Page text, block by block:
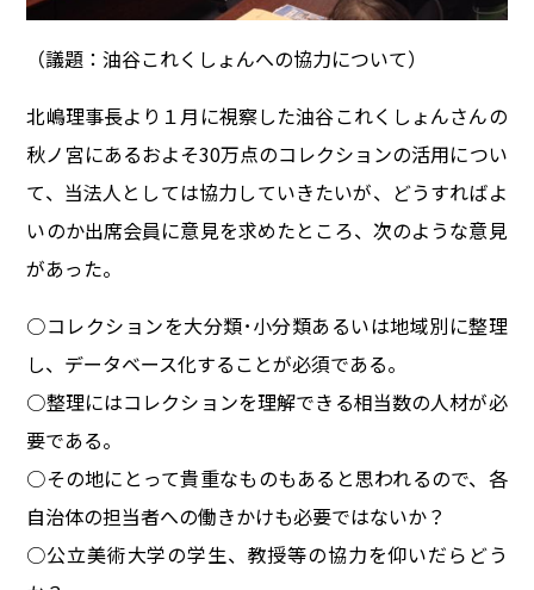
（議題：油谷これくしょんへの協力について）
北嶋理事長より１月に視察した油谷これくしょんさんの
秋ノ宮にあるおよそ30万点のコレクションの活用につい
て、当法人としては協力していきたいが、どうすればよ
いのか出席会員に意見を求めたところ、次のような意見
があった。
○コレクションを大分類･小分類あるいは地域別に整理
し、データベース化することが必須である。
○整理にはコレクションを理解できる相当数の人材が必
要である。
○その地にとって貴重なものもあると思われるので、各
自治体の担当者への働きかけも必要ではないか？
○公立美術大学の学生、教授等の協力を仰いだらどう